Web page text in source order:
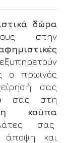
δώρα
στην
ο πρωινός
σας
σας στη
κούπα
σας
άποψη και